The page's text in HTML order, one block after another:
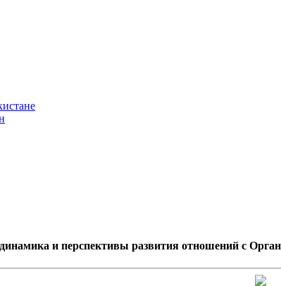
и перспективы развития отношений с